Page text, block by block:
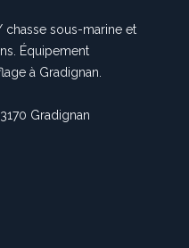
sous-marine et
Équipement
à Gradignan.
Gradignan